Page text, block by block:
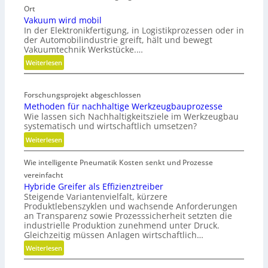
a
t
e
g
i
s
h
e
N
e
u
u
s
r
i
c
h
t
n
Ort
Vakuum wird mobil
In der Elektronikfertigung, in Logistikprozessen oder in
der Automobilindustrie greift, hält und bewegt
Vakuumtechnik Werkstücke.…
Weiterlesen:
V
k
u
u
m
w
i
r
d
m
o
b
i
l
Forschungsprojekt abgeschlossen
Methoden für nachhaltige Werkzeugbauprozesse
Wie lassen sich Nachhaltigkeitsziele im Werkzeugbau
systematisch und wirtschaftlich umsetzen?
Weiterlesen:
M
e
t
h
o
d
e
n
f
ü
Wie intelligente Pneumatik Kosten senkt und Prozesse
vereinfacht
Hybride Greifer als Effizienztreiber
Steigende Variantenvielfalt, kürzere
Produktlebenszyklen und wachsende Anforderungen
an Transparenz sowie Prozesssicherheit setzten die
industrielle Produktion zunehmend unter Druck.
Gleichzeitig müssen Anlagen wirtschaftlich…
Weiterlesen:
H